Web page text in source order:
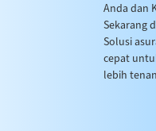
Anda dan
Sekarang
Solusi
cepat
lebih